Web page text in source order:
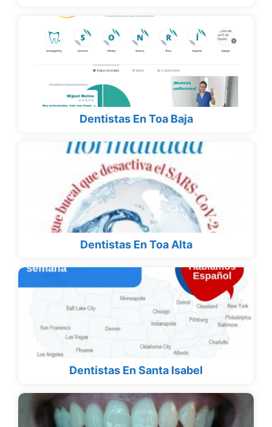
Dentistas En Toa Baja
Dentistas En Toa Alta
Dentistas En Santa Isabel